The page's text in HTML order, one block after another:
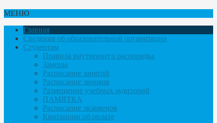
МЕНЮ
Главная
Сведения об образовательной организации
Студентам
Правила внутреннего распорядка
Замены
Расписание занятий
Расписание звонков
Размещение учебных аудиторий
ПАМЯТКА
Расписание экзаменов
Квитанции об оплате